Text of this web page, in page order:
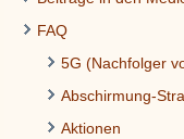
FAQ
5G (Nachfolger
Abschirmung-
Aktionen